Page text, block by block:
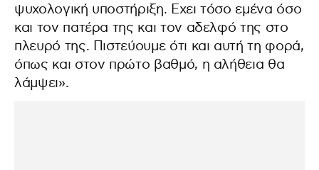
ψυχολογική υποστήριξη. Εχει τόσο εμένα όσο
και τον πατέρα της και τον αδελφό της στο
πλευρό της. Πιστεύουμε ότι και αυτή τη φορά,
όπως και στον πρώτο βαθμό, η αλήθεια θα
λάμψει».